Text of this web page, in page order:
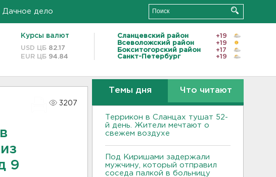
Дачное дело
Курсы валют
USD ЦБ 82.17
EUR ЦБ 94.84
Сланцевский район
+19
Всеволожский район
+19
Бокситогорский район
+17
Санкт-Петербург
+19
3207
9
Темы дня Что читают
Террикон в Сланцах тушат 52-
й день. Жители мечтают о
свежем воздухе
Под Киришами задержали
мужчину, который отправил
соседа палкой в больницу